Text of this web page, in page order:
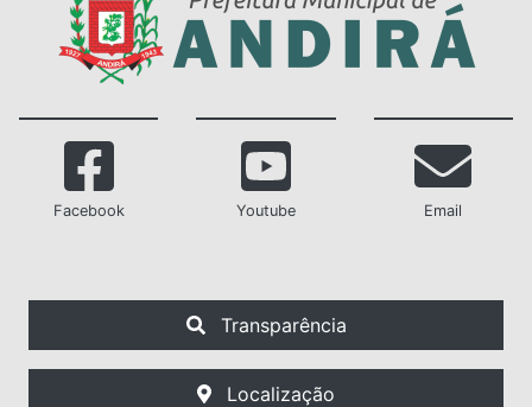
Facebook Youtube Email
Transparência
Localização